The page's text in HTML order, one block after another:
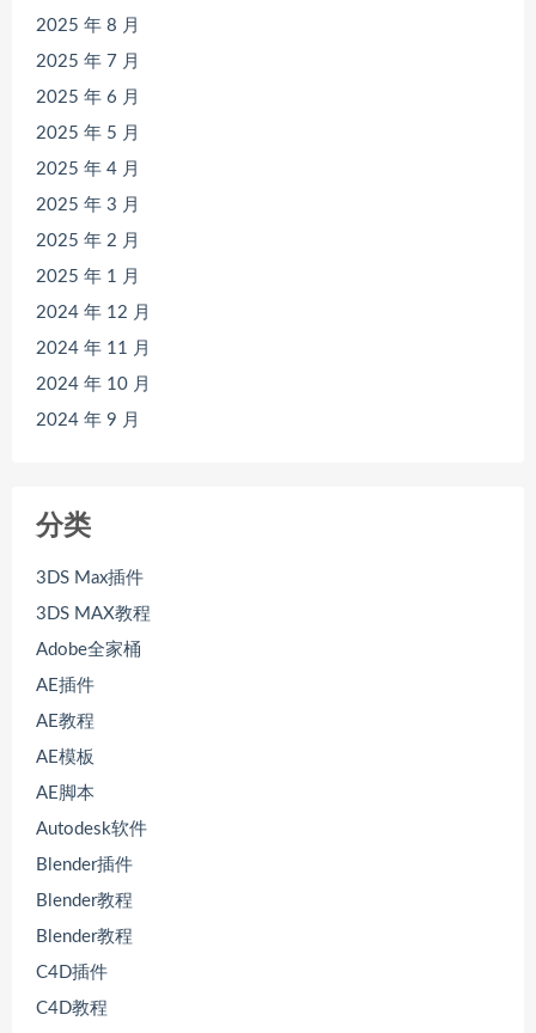
2025 年 8 月
2025 年 7 月
2025 年 6 月
2025 年 5 月
2025 年 4 月
2025 年 3 月
2025 年 2 月
2025 年 1 月
2024 年 12 月
2024 年 11 月
2024 年 10 月
2024 年 9 月
分类
3DS Max插件
3DS MAX教程
Adobe全家桶
AE插件
AE教程
AE模板
AE脚本
Autodesk软件
Blender插件
Blender教程
Blender教程
C4D插件
C4D教程